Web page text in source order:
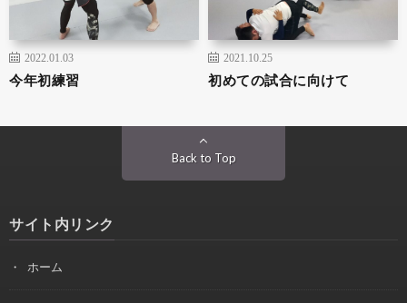
2022.01.03
今年初練習
2021.10.25
初めての試合に向けて
Back to Top
サイト内リンク
ホーム